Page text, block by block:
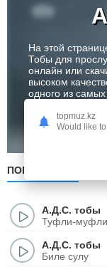
На этой
Тобы для
онлайн или
высоком
одного из самых
ПОПУЛЯРНЫЕ
А.Д.С. тобы
Туфли-муфли
А.Д.С. тобы
Биле сулу
topmuz.kz
Would like